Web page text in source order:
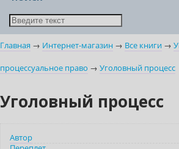
Главная → Интернет-магазин → Все книги →
процессуальное право → Уголовный процесс
Уголовный процесс
Автор